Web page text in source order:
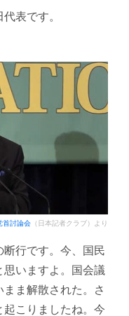
表です。
首討論会 （日本記者クラブ）より
断行です。今、国民
いますよ。国会議
ま解散された。さ
起こりましたね。今